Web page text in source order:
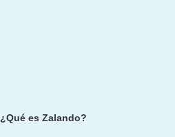
¿Qué es Zalando?